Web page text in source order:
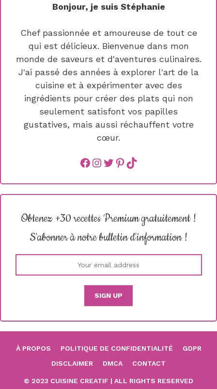
Bonjour, je suis Stéphanie
Chef passionnée et amoureuse de tout ce
qui est délicieux. Bienvenue dans mon
monde de saveurs et d'aventures culinaires.
J'ai passé des années à explorer l'art de la
cuisine et à expérimenter avec des
ingrédients pour créer des plats qui non
seulement satisfont vos papilles
gustatives, mais aussi réchauffent votre
cœur.
Facebook
instagram
Twitter
Pinterest
TikTok
Obtenez +30 recettes Premium gratuitement !
S'abonner à notre bulletin d'information !
À PROPOS POLITIQUE DE CONFIDENTIALITÉ
GDPR
DISCLAIMER
DMCA CONTACT
© 2023 CUISINE CREATIF | ALL RIGHTS RESERVED